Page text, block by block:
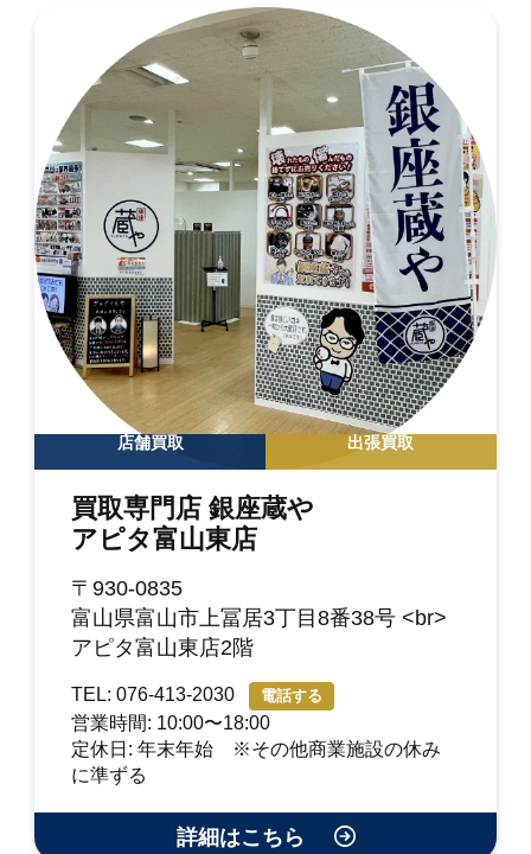
店舗買取 出張買取
買取専門店 銀座蔵や
アピタ富山東店
〒930-0835
富山県富山市上冨居3丁目8番38号 <br>
アピタ富山東店2階
TEL: 076-413-2030 電話する
営業時間: 10:00〜18:00
定休日: 年末年始 ※その他商業施設の休み
に準ずる
詳細はこちら